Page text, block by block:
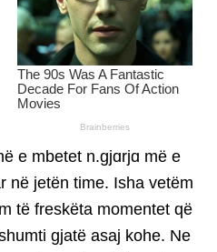
e mbetet n.gjɑrjɑ më e
në jetën time. Isha vetëm
të freskëta momentet që
gjatë asaj kohe. Ne